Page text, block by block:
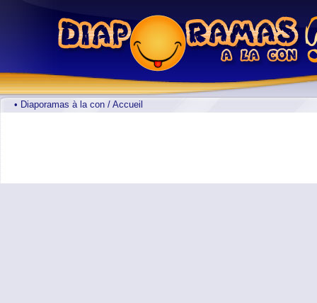
• Diaporamas à la con / Accueil